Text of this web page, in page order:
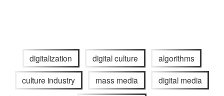
digitalization digital culture algorithms
culture industry mass media digital media